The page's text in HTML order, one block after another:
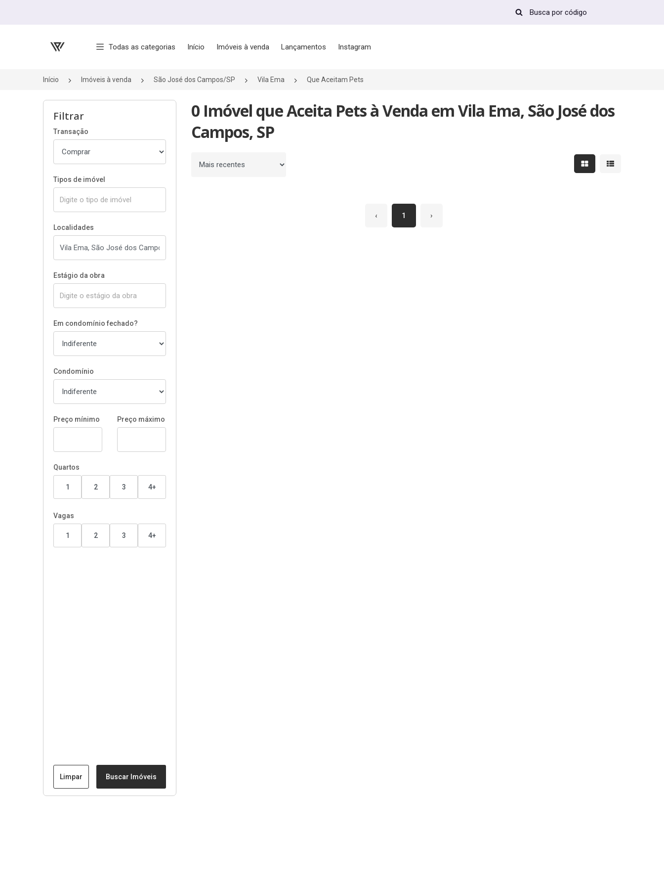
Página inicial
Todas as categorias Início Imóveis à venda Lançamentos Instagram
Início Imóveis à venda São José dos Campos/SP Vila Ema Que Aceitam Pets
Filtrar
Transação
Tipos de imóvel
Localidades
Estágio da obra
Em condomínio fechado?
Condomínio
Preço mínimo Preço máximo
Quartos
1 2 3 4+
Vagas
1 2 3 4+
Limpar Buscar Imóveis
0 Imóvel que Aceita Pets à Venda em Vila Ema, São José dos
Campos, SP
Ordenar por Mostrar resultados em
Mostrar
‹ 1 ›